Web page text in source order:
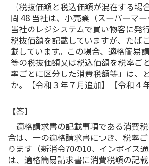
（税抜価額と税込価額が混在する場合
問 48 当社は、小売業（スーパーマ
当社のレジシステムで買い物客に発
税抜価額を記載していますが、たば
載しています。この場合、適格簡易
等の税抜価額又は税込価額を税率ご
率ごとに区分した消費税額等」は、
か。【令和３年７月追加】【令和４
【答】
適格請求書の記載事項である消費
合は、一の適格請求書につき、税率
ります（新消令70の10、インボイス
は、適格簡易請求書に消費税額の記